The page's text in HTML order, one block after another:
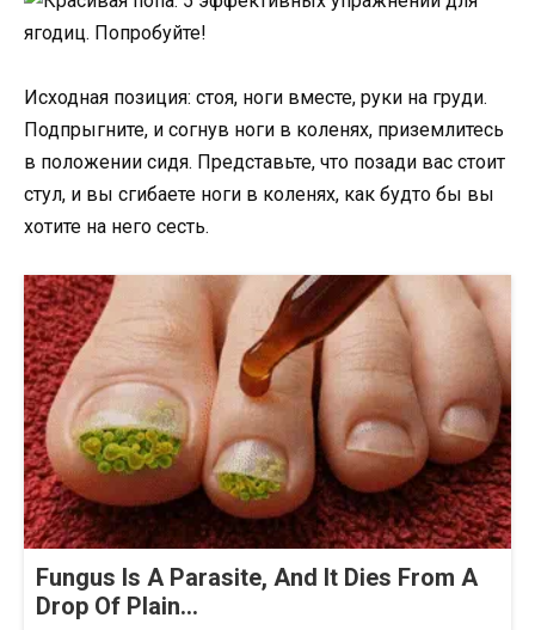
Исходная позиция: стоя, ноги вместе, руки на груди.
Подпрыгните, и согнув ноги в коленях, приземлитесь
в положении сидя. Представьте, что позади вас стоит
стул, и вы сгибаете ноги в коленях, как будто бы вы
хотите на него сесть.
Fungus Is A Parasite, And It Dies From A
Drop Of Plain...